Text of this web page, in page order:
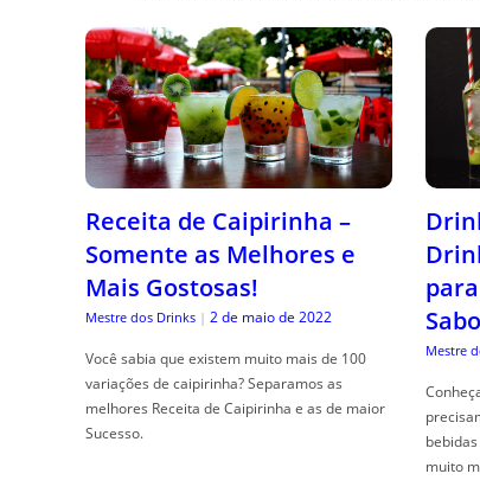
Receita de Caipirinha –
Somente as Melhores e
Mais Gostosas!
Mestre dos Drinks | 2 de maio de 2022
Você sabia que existem muito mais de 100
variações de caipirinha? Separamos as
melhores Receita de Caipirinha e as de maior
Sucesso.
Mestre
muito